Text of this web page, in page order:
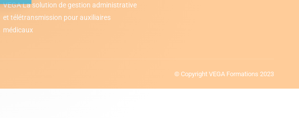
VEGA La solution de gestion administrative
et télétransmission pour auxiliaires
médicaux
© Copyright VEGA Formations 2023